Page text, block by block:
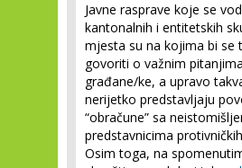
Javne rasprave koje se
kantonalnih i entitetskih
mjesta su na kojima bi se
govoriti o važnim
građane/ke, a upravo
nerijetko predstavljaju
“obračune” sa
predstavnicima
Osim toga, na